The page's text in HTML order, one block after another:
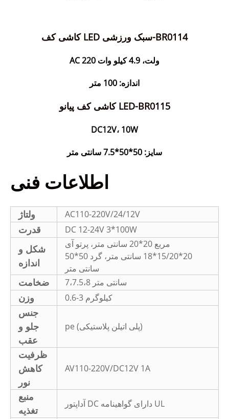
کاشی کف LED سبک ورزشی-BR0114
AC 220 ولت، 4.9 کیلو وات
اندازه: 100 متر
کاشی کف پیانو LED-BR0115
DC12V، 10W
سایز: 50*50*7.5 سانتی متر
اطلاعات فنی
ولتاژ AC110-220V/24/12V
قدرت DC 12-24V 3*100W
شکل و
اندازه
مربع 20*20 سانتی متر، پرتو آی
20*15/20*18 سانتی متر، گرد 50*50
سانتی متر
ضخامت 7،7.5،8 سانتی متر
وزن 0.6-3 کیلوگرم
جنس
جلو و
عقب
pe (پلی اتیلن پلاستیکی)
ظرفیت
کاهش
نور
AV110-220V/DC12V 1A
منبع
تغذیه
آداپتور DC دارای گواهینامه UL